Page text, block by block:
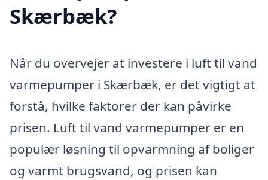
Skærbæk?
Når du overvejer at investere i luft til vand
varmepumper i Skærbæk, er det vigtigt at
forstå, hvilke faktorer der kan påvirke
prisen. Luft til vand varmepumper er en
populær løsning til opvarmning af boliger
og varmt brugsvand, og prisen kan